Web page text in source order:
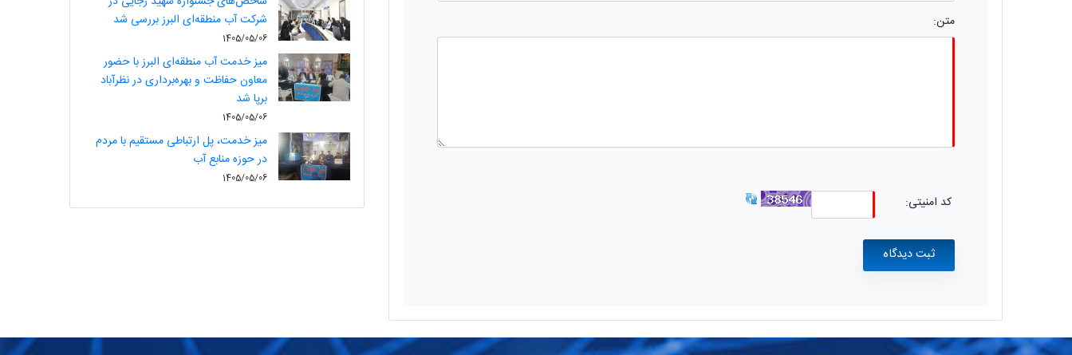
متن:
کد امنیتی:
شرکت آب منطقه‌ای البرز بررسی شد
1405/05/06
میز خدمت آب منطقه‌ای البرز با حضور
معاون حفاظت و بهره‌برداری در نظرآباد
برپا شد
1405/05/06
میز خدمت، پل ارتباطی مستقیم با مردم
در حوزه منابع آب
1405/05/06